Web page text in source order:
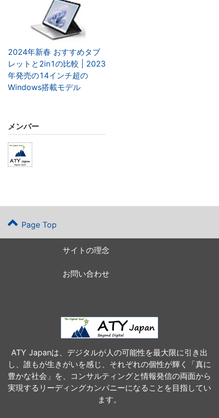
2024年新春 おすすめタブ
レットと2in1の比較 | 2023
年発売の14インチ超の
Windows搭載モデル
メンバー
Page Top
サイトの理念
お問い合わせ
ATY Japanは、デジタルが人の可能性を最大限に引き出
し、誰もが生きがいを感じ、それぞれの個性が輝く「真に
豊かな社会」を、コンサルティングと情報発信の両面から
実現するリーディングカンパニーになることを目指してい
ます。